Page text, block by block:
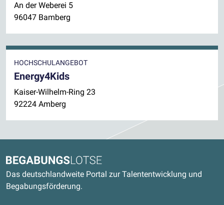
An der Weberei 5
96047 Bamberg
HOCHSCHULANGEBOT
Energy4Kids
Kaiser-Wilhelm-Ring 23
92224 Amberg
Begabungslotse
Das deutschlandweite Portal zur Talententwicklung und
Begabungsförderung.